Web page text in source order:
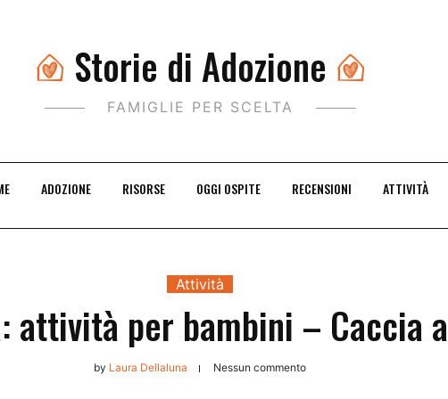
Storie di Adozione
FAMIGLIE PER SCELTA
ADOZIONE RISORSE OGGI OSPITE RECENSIONI ATTIVITÀ
Attività
attività per bambini – Caccia
by Laura Dellaluna Nessun commento